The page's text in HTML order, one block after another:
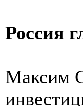
Россия
Максим